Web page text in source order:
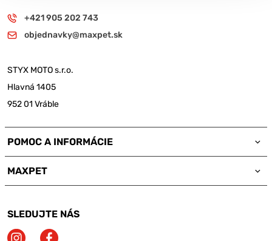
+421 905 202 743
objednavky@maxpet.sk
STYX MOTO s.r.o.
Hlavná 1405
952 01 Vráble
POMOC A INFORMÁCIE
MAXPET
SLEDUJTE NÁS